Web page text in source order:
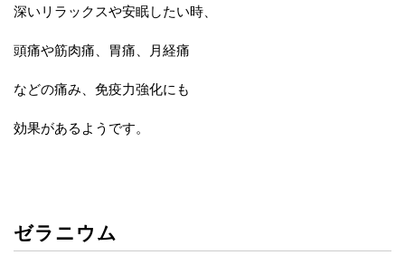
深いリラックスや安眠したい時、
頭痛や筋肉痛、胃痛、月経痛
などの痛み、免疫力強化にも
効果があるようです。
ゼラニウム